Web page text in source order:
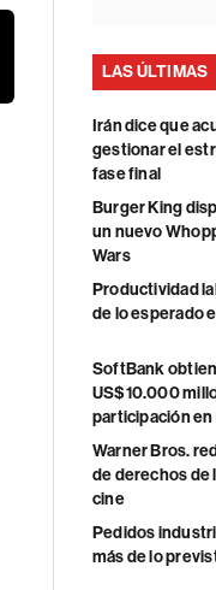
LAS ÚLTIMAS
Irán dice que
gestionar el
fase final
Burger King
un nuevo
Wars
Productividad
de lo esperado
SoftBank
US$10.000
participación en
Warner Bros.
de derechos de
cine
Pedidos
más de lo